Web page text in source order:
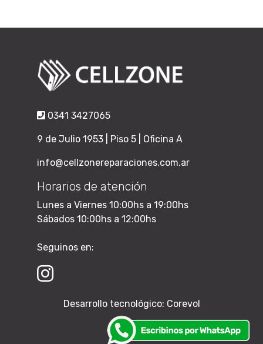
0341 3427065
9 de Julio 1953 | Piso 5 | Oficina A
info@cellzonereparaciones.com.ar
Horarios de atención
Lunes a Viernes 10:00hs a 19:00hs
Sábados 10:00hs a 12:00hs
Seguinos en:
Desarrollo tecnológico: Corevol